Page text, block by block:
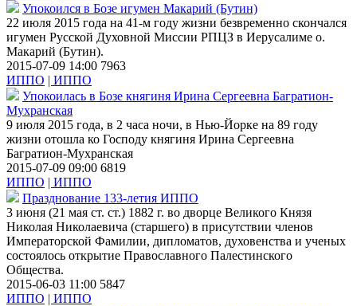
Упокоился в Бозе игумен Макарий (Бутин)
22 июля 2015 года на 41-м году жизни безвременно скончался
игумен Русской Духовной Миссии РПЦЗ в Иерусалиме о.
Макарий (Бутин).
2015-07-09 14:00 7963
ИППО | ИППО
Упокоилась в Бозе княгиня Ирина Сергеевна Багратион-
Мухранская
9 июля 2015 года, в 2 часа ночи, в Нью-Йорке на 89 году
жизни отошла ко Господу княгиня Ирина Сергеевна
Багратион-Мухранская
2015-07-09 09:00 6819
ИППО | ИППО
Празднование 133-летия ИППО
3 июня (21 мая ст. ст.) 1882 г. во дворце Великого Князя
Николая Николаевича (старшего) в присутствии членов
Императорской Фамилии, дипломатов, духовенства и ученых
состоялось открытие Православного Палестинского
Общества.
2015-06-03 11:00 5847
ИППО | ИППО